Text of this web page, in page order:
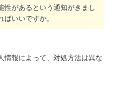
性があるという通知がきまし
いいですか。
情報によって、対処方法は異な